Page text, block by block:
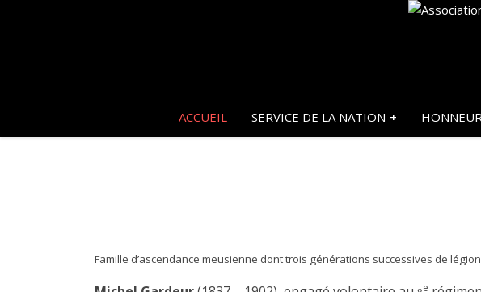
ACCUEIL SERVICE DE LA NATION
Famille d’ascendance meusienne dont trois générations successives de
e